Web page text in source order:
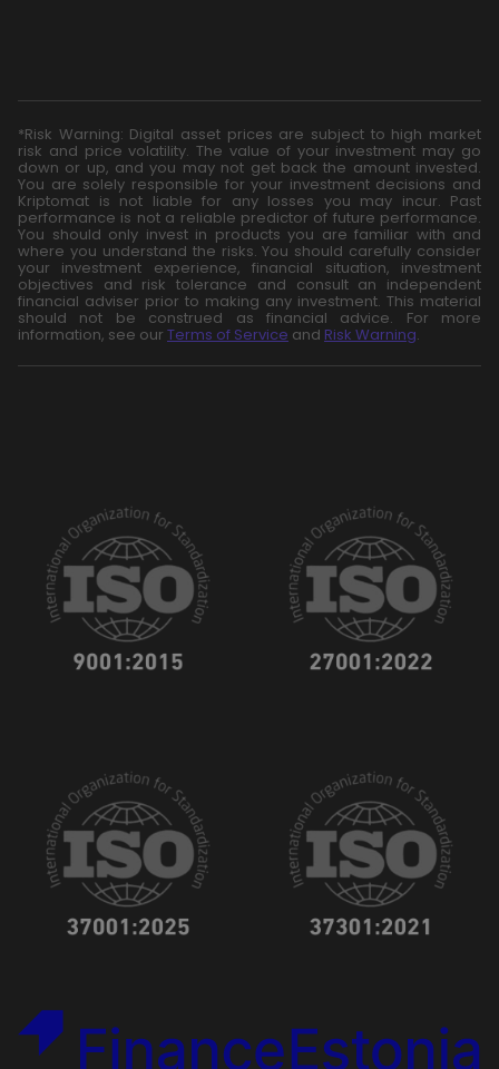
*Risk Warning: Digital asset prices are subject to high market
risk and price volatility. The value of your investment may go
down or up, and you may not get back the amount invested.
You are solely responsible for your investment decisions and
Kriptomat is not liable for any losses you may incur. Past
performance is not a reliable predictor of future performance.
You should only invest in products you are familiar with and
where you understand the risks. You should carefully consider
your investment experience, financial situation, investment
objectives and risk tolerance and consult an independent
financial adviser prior to making any investment. This material
should not be construed as financial advice. For more
information, see our Terms of Service and Risk Warning.